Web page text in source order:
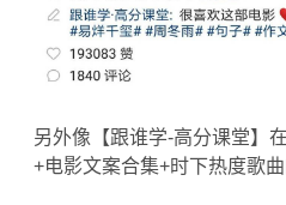
另外像【跟谁学-高分课堂】
+电影文案合集+时下热度歌